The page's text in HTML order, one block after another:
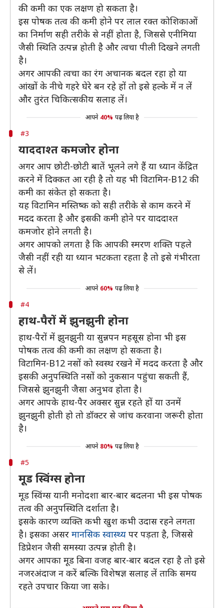
की कमी का एक लक्षण हो सकता है।
इस पोषक तत्व की कमी होने पर लाल रक्त कोशिकाओं
का निर्माण सही तरीके से नहीं होता है, जिससे एनीमिया
जैसी स्थिति उत्पन्न होती है और त्वचा पीली दिखने लगती
है।
अगर आपकी त्वचा का रंग अचानक बदल रहा हो या
आंखों के नीचे गहरे घेरे बन रहे हों तो इसे हल्के में न लें
और तुरंत चिकित्सकीय सलाह लें।
आपने 40% पढ़ लिया है
#3
याददाश्त कमजोर होना
अगर आप छोटी-छोटी बातें भूलने लगे हैं या ध्यान केंद्रित
करने में दिक्कत आ रही है तो यह भी विटामिन-B12 की
कमी का संकेत हो सकता है।
यह विटामिन मस्तिष्क को सही तरीके से काम करने में
मदद करता है और इसकी कमी होने पर याददाश्त
कमजोर होने लगती है।
अगर आपको लगता है कि आपकी स्मरण शक्ति पहले
जैसी नहीं रही या ध्यान भटकता रहता है तो इसे गंभीरता
से लें।
आपने 60% पढ़ लिया है
#4
हाथ-पैरों में झुनझुनी होना
हाथ-पैरों में झुनझुनी या सुन्नपन महसूस होना भी इस
पोषक तत्व की कमी का लक्षण हो सकता है।
विटामिन-B12 नसों को स्वस्थ रखने में मदद करता है और
इसकी अनुपस्थिति नसों को नुकसान पहुंचा सकती हैं,
जिससे झुनझुनी जैसा अनुभव होता है।
अगर आपके हाथ-पैर अक्सर सुन्न रहते हों या उनमें
झुनझुनी होती हो तो डॉक्टर से जांच करवाना जरूरी होता
है।
आपने 80% पढ़ लिया है
#5
मूड स्विंग्स होना
मूड स्विंग्स यानी मनोदशा बार-बार बदलना भी इस पोषक
तत्व की अनुपस्थिति दर्शाता है।
इसके कारण व्यक्ति कभी खुश कभी उदास रहने लगता
है। इसका असर मानसिक स्वास्थ्य पर पड़ता है, जिससे
डिप्रेशन जैसी समस्या उत्पन्न होती है।
अगर आपका मूड बिना वजह बार-बार बदल रहा है तो इसे
नजरअंदाज न करें बल्कि विशेषज्ञ सलाह लें ताकि समय
रहते उपचार किया जा सके।